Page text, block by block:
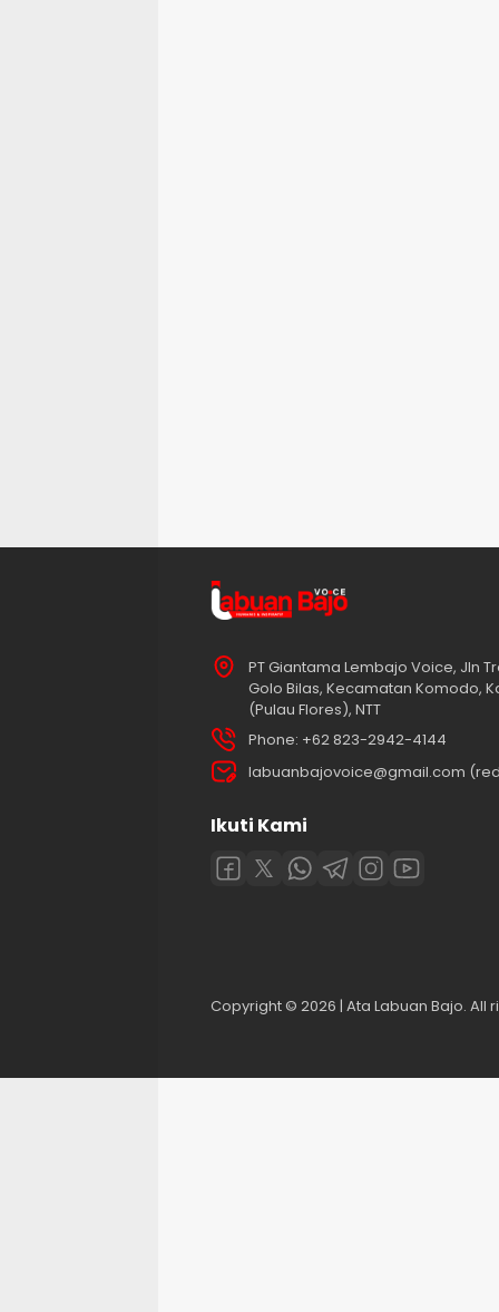
PT Giantama Lembajo Voice, Jln
Golo Bilas, Kecamatan Komodo,
(Pulau Flores), NTT
Phone: +62 823-2942-4144
labuanbajovoice@gmail.com
Ikuti Kami
Copyright © 2026 | Ata Labuan Bajo. All